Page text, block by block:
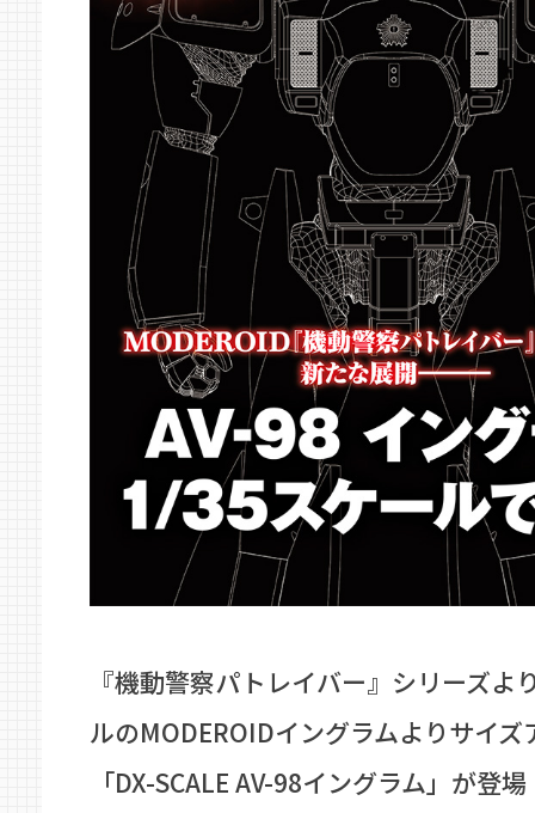
『機動警察パトレイバー』シリーズよ
ルのMODEROIDイングラムよりサイズ
「DX-SCALE AV-98イングラム」が登場